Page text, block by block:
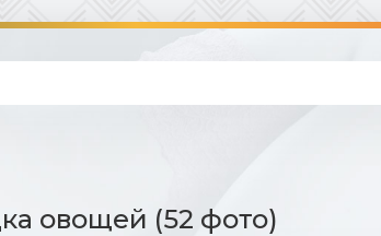
овощей (52 фото)